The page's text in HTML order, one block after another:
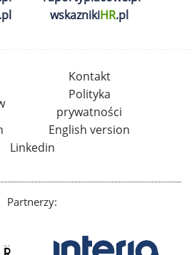
wskaznikiHR.pl
Kontakt
Polityka
prywatności
English version
Linkedin
Partnerzy: